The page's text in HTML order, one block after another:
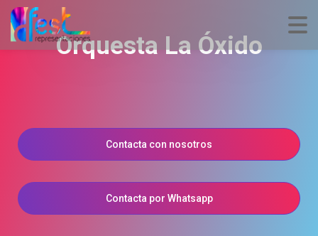
Orquesta La Óxido
Contacta con nosotros
Contacta por Whatsapp